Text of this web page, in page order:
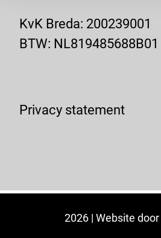
KvK Breda: 200239001
BTW: NL819485688B01
Privacy statement
2026 | Website door